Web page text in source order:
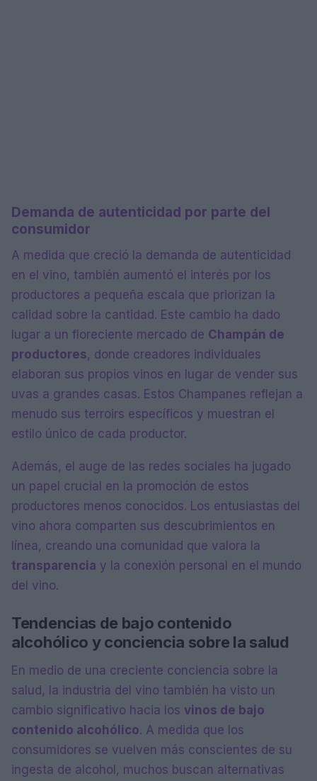
Demanda de autenticidad por parte del
consumidor
A medida que creció la demanda de autenticidad
en el vino, también aumentó el interés por los
productores a pequeña escala que priorizan la
calidad sobre la cantidad. Este cambio ha dado
lugar a un floreciente mercado de Champán de
productores, donde creadores individuales
elaboran sus propios vinos en lugar de vender sus
uvas a grandes casas. Estos Champanes reflejan a
menudo sus terroirs específicos y muestran el
estilo único de cada productor.
Además, el auge de las redes sociales ha jugado
un papel crucial en la promoción de estos
productores menos conocidos. Los entusiastas del
vino ahora comparten sus descubrimientos en
línea, creando una comunidad que valora la
transparencia y la conexión personal en el mundo
del vino.
Tendencias de bajo contenido
alcohólico y conciencia sobre la salud
En medio de una creciente conciencia sobre la
salud, la industria del vino también ha visto un
cambio significativo hacia los vinos de bajo
contenido alcohólico. A medida que los
consumidores se vuelven más conscientes de su
ingesta de alcohol, muchos buscan alternativas